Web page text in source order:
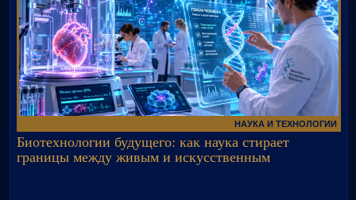
НАУКА И ТЕХНОЛОГИИ
Биотехнологии будущего: как наука стирает
границы между живым и искусственным